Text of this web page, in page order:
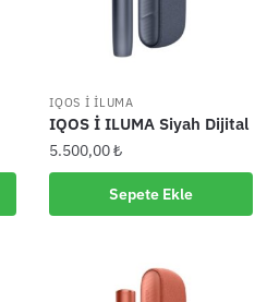
IQOS İ İLUMA
IQOS İ ILUMA Siyah Dijital
5.500,00₺
Sepete Ekle